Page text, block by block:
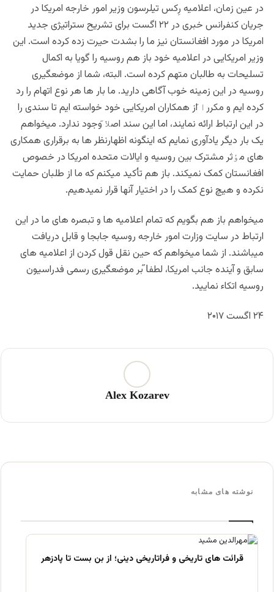
در عین زمان، اعلامیه رِکس تیلرسون وزیر امور خارجه امریکا در
جریان کنفرانس خبری در ۲۲ اگست برای تشریح ستراتیژی جدید
امریکا در مورد افغانستان نیز ما را بشدت حیرت زده کرده است. این
وزیر امریکایی در اعلامیه خود باز هم روسیه را گویا به اکمال
تسلیحات به طالبان متهم کرده است. البته، شما از موضعگیری
روسیه در این زمینه خوب آگاهی دارید. ما بار ها هر نوع اتهام را رد
کرده ایم و مکررا̋ از همکاران امریکایی خود خواسته ایم تا سندی را
در این ارتباط ارائه نمایند، اما این سند اصلا̋ وجود ندارد. میخواهم
یک بار دیگر یادآوری نمایم که اینگونه اظهارنظر ها به برقراری همکاری
های مٶثر مشترک بین روسیه و ایالات متحده امریکا در خصوص
افغانستان کمک نمیکند. باز هم تأکید میکنم که ما از طلبان حمایت
نکرده و هیچ نوع کمک را در اختیار آنها قرار نمیدهیم.
میخواهم باز هم بگویم که تمام اعلامیه ها و تبصره های ما در این
ارتباط در سایت وزارت امور خارجه روسیه جابجا و قابل دریافت
میباشند. از شما میخواهم که حین نقل قول کردن از اعلامیه های
سابق و آینده جانب امریکا، لطفا̋ بر موضعگیری رسمی فدراسیون
روسیه اتکاء نمایید.
۲۴ اگست ۲۰۱۷
Alex Kozarev
نوشته های مشابه